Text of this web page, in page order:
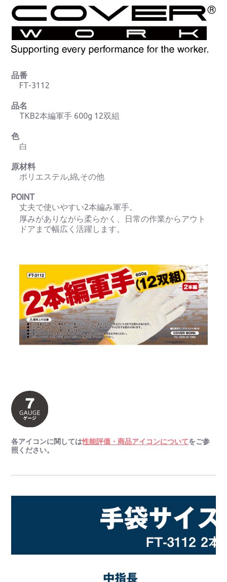
品番
FT-3112
品名
TKB2本編軍手 600g 12双組
色
白
原材料
ポリエステル,綿,その他
POINT
丈夫で使いやすい2本編み軍手。
厚みがありながら柔らかく、日常の作業からアウト
ドアまで幅広く活躍します。
各アイコンに関しては性能評価・商品アイコンについてをご参
照ください。